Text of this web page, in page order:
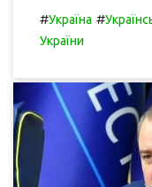
#Україна #
України